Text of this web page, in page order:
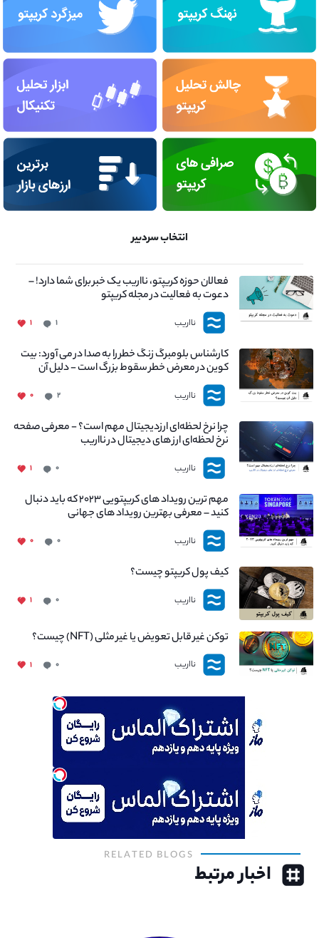
انتخاب سردبیر
فعالان حوزه کریپتو، نااریب یک خبر برای شما دارد! –
دعوت به فعالیت در مجله کریپتو
نااریب ۱ ۱
کارشناس بلومبرگ زنگ خطر را به صدا در می آورد: بیت
کوین در معرض خطر سقوط بزرگ است - دلیل آن
چیست؟
نااریب ۲ ۰
چرا نرخ لحظه‌ای ارزدیجیتال مهم است؟ - معرفی صفحه
نرخ لحظه‌ای ارز های دیجیتال در نااریب
نااریب ۰ ۱
مهم ترین رویداد های کریپتویی ۲۰۲۳ که باید دنبال
کنید – معرفی بهترین رویداد های جهانی
نااریب ۰ ۰
کیف پول کریپتو چیست؟
نااریب ۰ ۱
توکن غیر قابل تعویض یا غیر مثلی (NFT) چیست؟
نااریب ۰ ۱
RELATED BLOGS
اخبار مرتبط